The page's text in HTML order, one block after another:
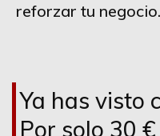
reforzar tu negocio.
Ya has visto
Por solo 30